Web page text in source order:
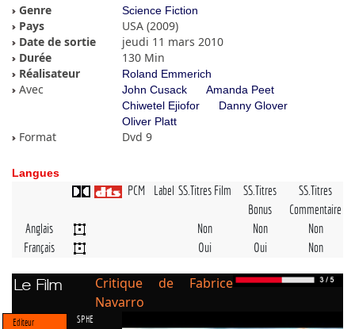
Genre Science Fiction
Pays
USA (2009)
Date de sortie
jeudi 11 mars 2010
Durée
130 Min
Réalisateur
Roland Emmerich
Avec John Cusack
Amanda Peet
Chiwetel Ejiofor
Danny Glover
Oliver Platt
Format Dvd 9
Langues
PCM Label SS.Titres Film
SS.Titres
Bonus
SS.Titres
Commentaire
Anglais
Non Non
Non
Français
Oui Oui Non
Le Film
Critique de Fabrice
Navarro
Editeur SPHE